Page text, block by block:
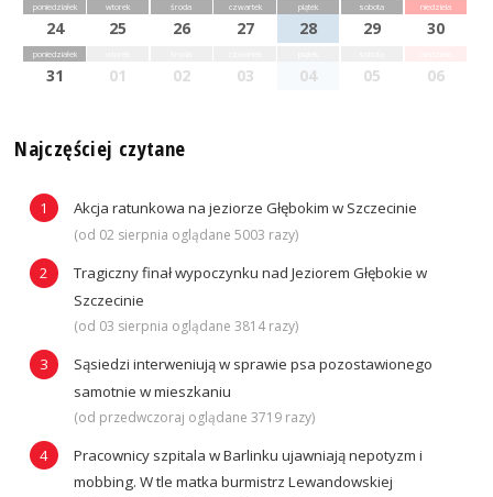
poniedziałek
24
wtorek
25
środa
26
czwartek
27
piątek
28
sobota
29
niedziela
30
poniedziałek
31 01 02 03 04 05 06
Najczęściej czytane
Akcja ratunkowa na jeziorze Głębokim w Szczecinie
(od 02 sierpnia oglądane 5003 razy)
Tragiczny finał wypoczynku nad Jeziorem Głębokie w
Szczecinie
(od 03 sierpnia oglądane 3814 razy)
Sąsiedzi interweniują w sprawie psa pozostawionego
samotnie w mieszkaniu
(od przedwczoraj oglądane 3719 razy)
Pracownicy szpitala w Barlinku ujawniają nepotyzm i
mobbing. W tle matka burmistrz Lewandowskiej